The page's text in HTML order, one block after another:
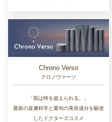
Chrono Verso
クロノヴァーソ
「肌は時を超えられる。」
最新の皮膚科学と最旬の美容成分を駆使
したドクターズコスメ